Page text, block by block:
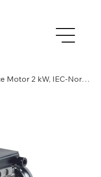
MM1 80ME/2 Elite Performance Motor 2 kW, IEC-Norm, 1-Phase / 2-Polig